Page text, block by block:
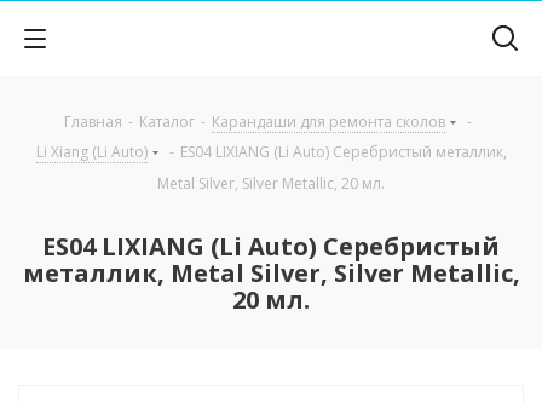
Главная - Каталог - Карандаши для ремонта сколов
-
Li Xiang (Li Auto)
- ES04 LIXIANG (Li Auto) Серебристый металлик,
Metal Silver, Silver Metallic, 20 мл.
ES04 LIXIANG (Li Auto) Серебристый
металлик, Metal Silver, Silver Metallic,
20 мл.